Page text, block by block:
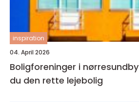
inspiration
04. April 2026
Boligforeninger i nørresundby sådan finder
du den rette lejebolig